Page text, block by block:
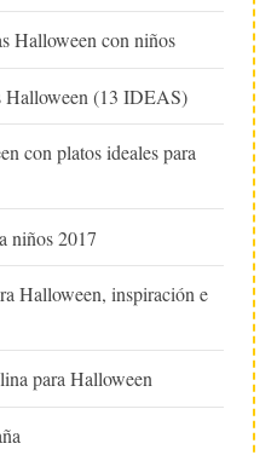
Halloween con niños
Halloween (13 IDEAS)
con platos ideales para
niños 2017
Halloween, inspiración e
para Halloween